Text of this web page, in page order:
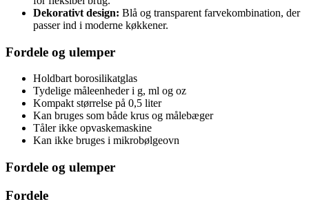
Dekorativt design: Blå og transparent farvekombination, der
passer ind i moderne køkkener.
Fordele og ulemper
Holdbart borosilikatglas
Tydelige måleenheder i g, ml og oz
Kompakt størrelse på 0,5 liter
Kan bruges som både krus og målebæger
Tåler ikke opvaskemaskine
Kan ikke bruges i mikrobølgeovn
Fordele og ulemper
Fordele